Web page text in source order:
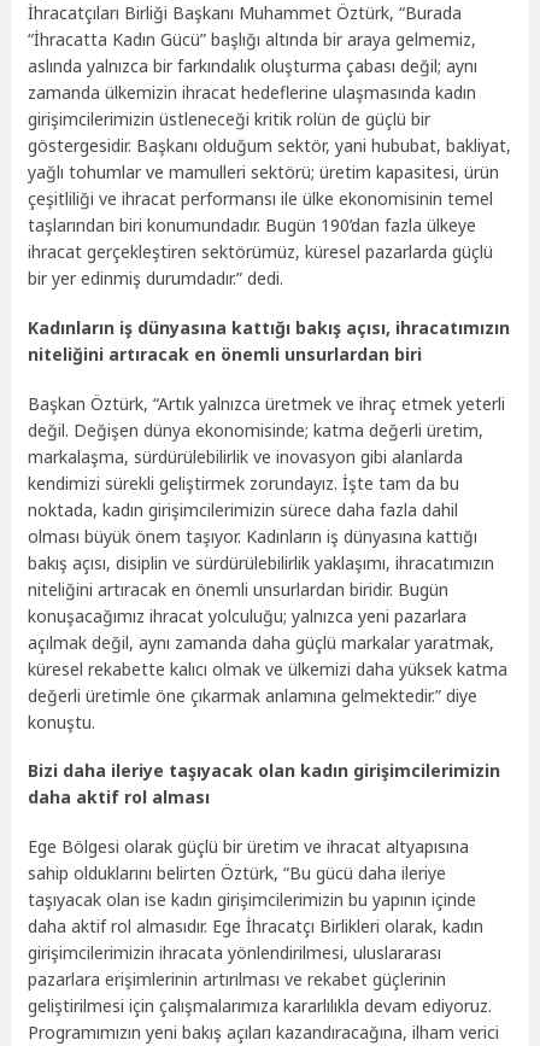
İhracatçıları Birliği Başkanı Muhammet Öztürk, “Burada
“İhracatta Kadın Gücü” başlığı altında bir araya gelmemiz,
aslında yalnızca bir farkındalık oluşturma çabası değil; aynı
zamanda ülkemizin ihracat hedeflerine ulaşmasında kadın
girişimcilerimizin üstleneceği kritik rolün de güçlü bir
göstergesidir. Başkanı olduğum sektör, yani hububat, bakliyat,
yağlı tohumlar ve mamulleri sektörü; üretim kapasitesi, ürün
çeşitliliği ve ihracat performansı ile ülke ekonomisinin temel
taşlarından biri konumundadır. Bugün 190’dan fazla ülkeye
ihracat gerçekleştiren sektörümüz, küresel pazarlarda güçlü
bir yer edinmiş durumdadır.” dedi.
Kadınların iş dünyasına kattığı bakış açısı, ihracatımızın
niteliğini artıracak en önemli unsurlardan biri
Başkan Öztürk, “Artık yalnızca üretmek ve ihraç etmek yeterli
değil. Değişen dünya ekonomisinde; katma değerli üretim,
markalaşma, sürdürülebilirlik ve inovasyon gibi alanlarda
kendimizi sürekli geliştirmek zorundayız. İşte tam da bu
noktada, kadın girişimcilerimizin sürece daha fazla dahil
olması büyük önem taşıyor. Kadınların iş dünyasına kattığı
bakış açısı, disiplin ve sürdürülebilirlik yaklaşımı, ihracatımızın
niteliğini artıracak en önemli unsurlardan biridir. Bugün
konuşacağımız ihracat yolculuğu; yalnızca yeni pazarlara
açılmak değil, aynı zamanda daha güçlü markalar yaratmak,
küresel rekabette kalıcı olmak ve ülkemizi daha yüksek katma
değerli üretimle öne çıkarmak anlamına gelmektedir.” diye
konuştu.
Bizi daha ileriye taşıyacak olan kadın girişimcilerimizin
daha aktif rol alması
Ege Bölgesi olarak güçlü bir üretim ve ihracat altyapısına
sahip olduklarını belirten Öztürk, “Bu gücü daha ileriye
taşıyacak olan ise kadın girişimcilerimizin bu yapının içinde
daha aktif rol almasıdır. Ege İhracatçı Birlikleri olarak, kadın
girişimcilerimizin ihracata yönlendirilmesi, uluslararası
pazarlara erişimlerinin artırılması ve rekabet güçlerinin
geliştirilmesi için çalışmalarımıza kararlılıkla devam ediyoruz.
Programımızın yeni bakış açıları kazandıracağına, ilham verici